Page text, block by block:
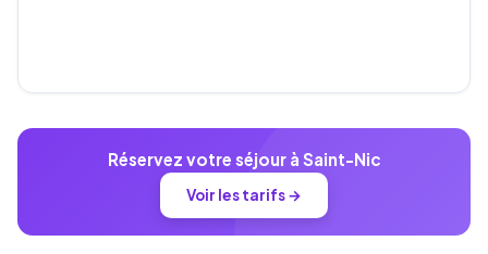
Réservez votre séjour à Saint-Nic
Voir les tarifs →